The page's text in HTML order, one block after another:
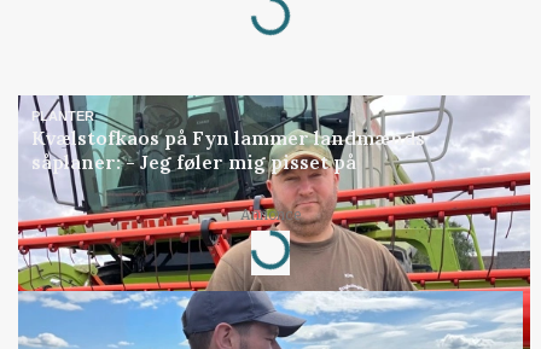
Loading...
PLANTER
Kvælstofkaos på Fyn lammer landmænds
såplaner: - Jeg føler mig pisset på
Annonce
Loading...